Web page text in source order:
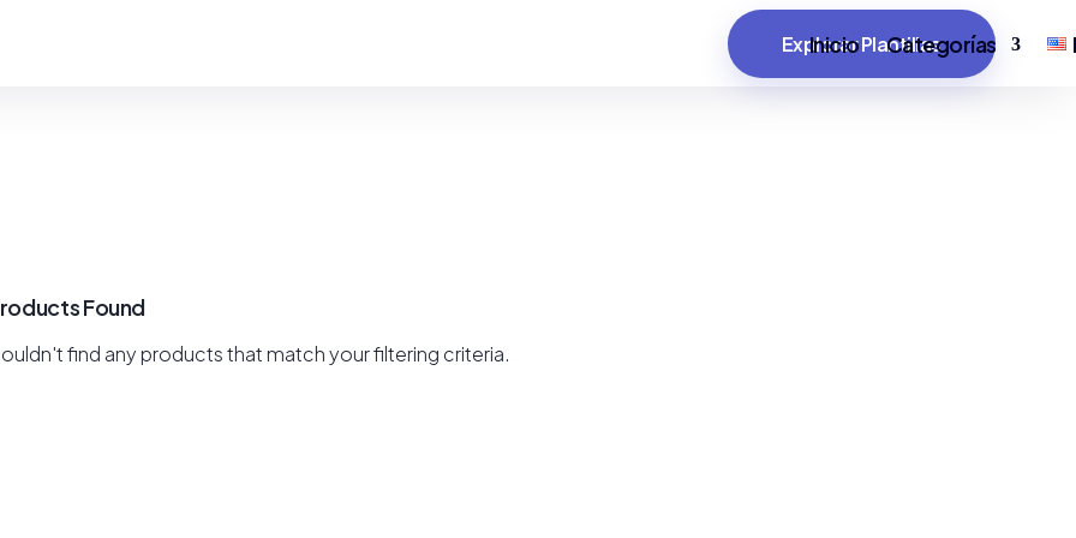
Inicio Categorías
Explorar Plantillas
Found
find any products that match your filtering criteria.